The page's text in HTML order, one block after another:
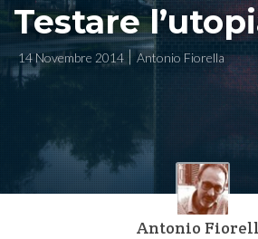
Testare
14 Novembre 2014 Antonio Fiorella
Antonio